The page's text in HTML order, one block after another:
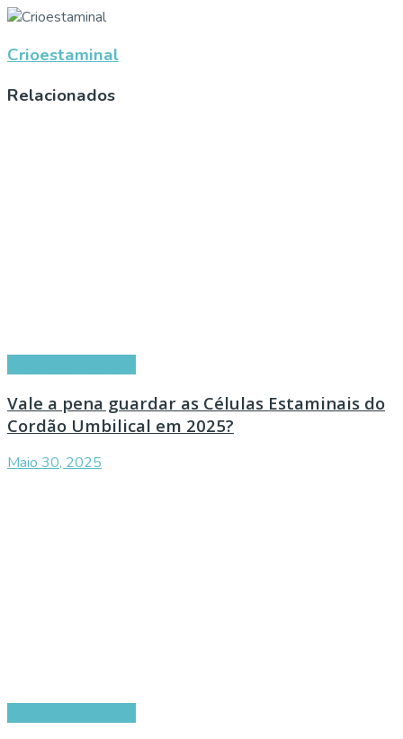
Crioestaminal
Relacionados
Vale a pena guardar as Células Estaminais do
Cordão Umbilical em 2025?
Maio 30, 2025